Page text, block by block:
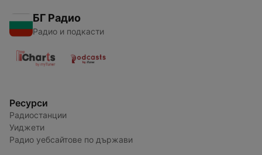
БГ Радио
Радио и подкасти
Ресурси
Радиостанции
Уиджети
Радио уебсайтове по държави